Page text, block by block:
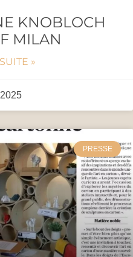
KNOBLOCH
MILAN
»
PRESSE